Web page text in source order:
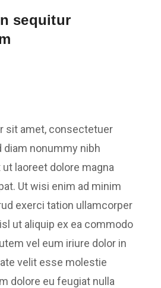
sequitur
sit amet, consectetuer
diam nonummy nibh
laoreet dolore magna
Ut wisi enim ad minim
exerci tation ullamcorper
ut aliquip ex ea commodo
vel eum iriure dolor in
velit esse molestie
dolore eu feugiat nulla